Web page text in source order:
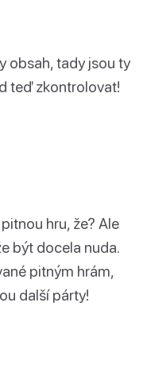
obsah, tady jsou ty
teď zkontrolovat!
hru, že? Ale
být docela nuda.
pitným hrám,
další párty!